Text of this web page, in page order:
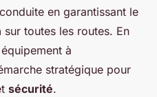
en garantissant le
sur toutes les routes. En
à
stratégique pour
sécurité.